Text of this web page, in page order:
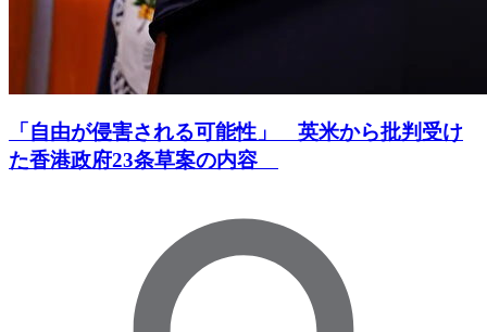
「自由が侵害される可能性」 英米から批判受け
た香港政府23条草案の内容